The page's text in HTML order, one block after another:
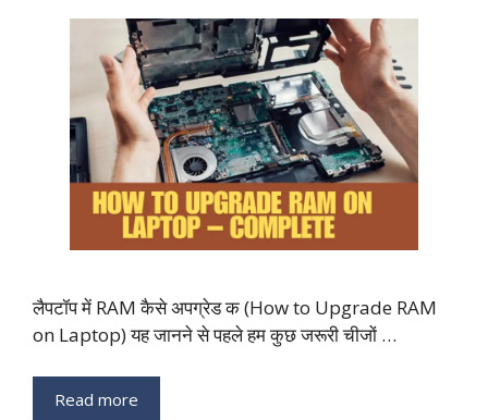
लैपटॉप में RAM कैसे अपग्रेड क (How to Upgrade RAM
on Laptop) यह जानने से पहले हम कुछ जरूरी चीजों …
Read more